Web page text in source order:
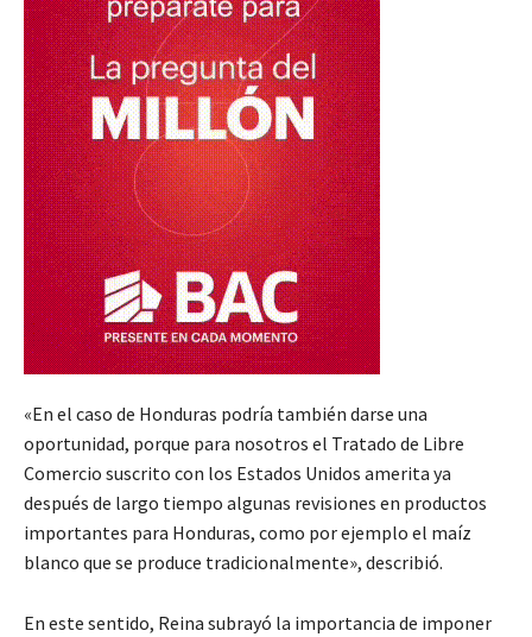
«En el caso de Honduras podría también darse una
oportunidad, porque para nosotros el Tratado de Libre
Comercio suscrito con los Estados Unidos amerita ya
después de largo tiempo algunas revisiones en productos
importantes para Honduras, como por ejemplo el maíz
blanco que se produce tradicionalmente», describió.
En este sentido, Reina subrayó la importancia de imponer